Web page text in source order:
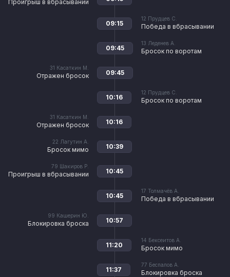
Проигрыш в вбрасывании
12 Прудцев С.
Победа в вбрасывании
09:15
13 Леденев А.
Бросок по воротам
09:45
31 Касаткин М.
Отражен бросок 09:45
12 Прудцев С.
Бросок по воротам
10:16
31 Касаткин М.
Отражен бросок 10:16
22 Лагутин А.
Бросок мимо 10:39
79 Шакиров Р.
Проигрыш в вбрасывании 10:45
17 Толмачёв А.
Победа в вбрасывании
10:45
99 Кашерин Ю.
Блокировка броска 10:57
14 Бексеитов А.
Бросок мимо
11:20
77 Беспалов А.
Блокировка броска
11:37